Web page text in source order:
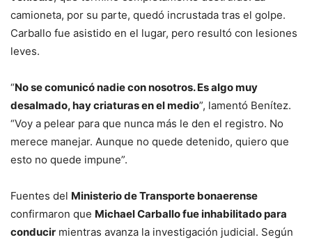
camioneta, por su parte, quedó incrustada tras el golpe.
Carballo fue asistido en el lugar, pero resultó con lesiones
leves.
“No se comunicó nadie con nosotros. Es algo muy
desalmado, hay criaturas en el medio”, lamentó Benítez.
“Voy a pelear para que nunca más le den el registro. No
merece manejar. Aunque no quede detenido, quiero que
esto no quede impune”.
Fuentes del Ministerio de Transporte bonaerense
confirmaron que Michael Carballo fue inhabilitado para
conducir mientras avanza la investigación judicial. Según